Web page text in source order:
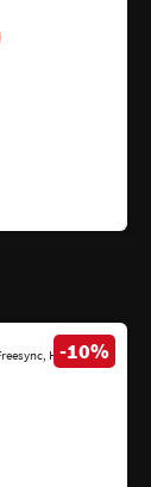
HDMI, Dp
-10%